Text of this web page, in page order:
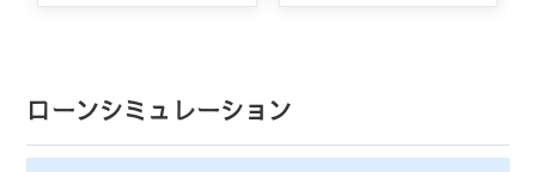
ローンシミュレーション